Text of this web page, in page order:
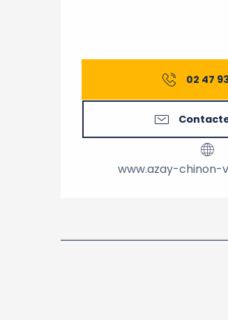
02 47
www.azay-chinon-